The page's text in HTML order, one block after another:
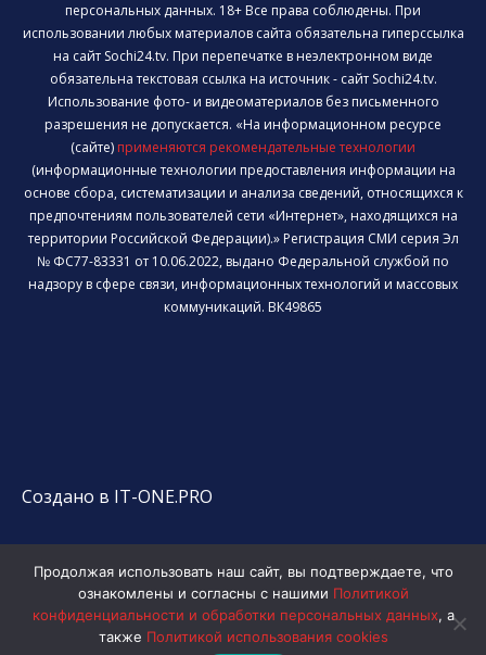
персональных данных. 18+ Все права соблюдены. При
использовании любых материалов сайта обязательна гиперссылка
на сайт Sochi24.tv. При перепечатке в неэлектронном виде
обязательна текстовая ссылка на источник - сайт Sochi24.tv.
Использование фото- и видеоматериалов без письменного
разрешения не допускается. «На информационном ресурсе
(сайте) применяются рекомендательные технологии
(информационные технологии предоставления информации на
основе сбора, систематизации и анализа сведений, относящихся к
предпочтениям пользователей сети «Интернет», находящихся на
территории Российской Федерации).» Регистрация СМИ серия Эл
№ ФС77-83331 от 10.06.2022, выдано Федеральной службой по
надзору в сфере связи, информационных технологий и массовых
коммуникаций. ВК49865
Создано в IT-ONE.PRO
Продолжая использовать наш сайт, вы подтверждаете, что
ознакомлены и согласны с нашими Политикой
конфиденциальности и обработки персональных данных, а
также Политикой использования cookies